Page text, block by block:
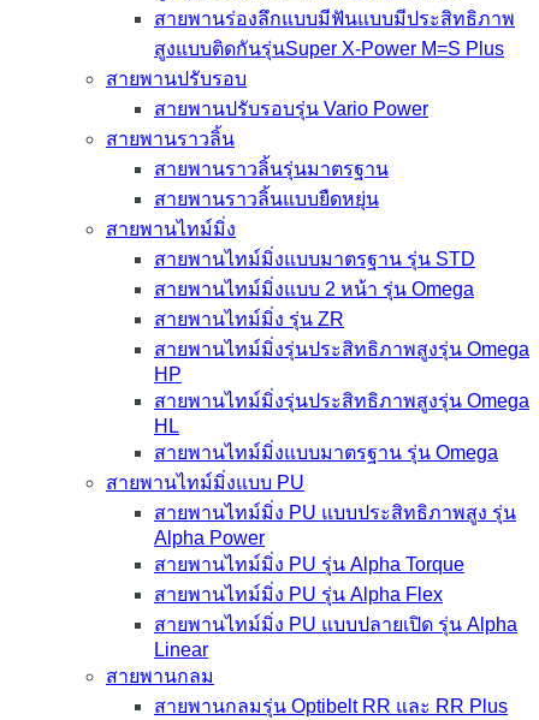
สายพานร่องลึกแบบมีฟันแบบมีประสิทธิภาพ
สูงแบบติดกันรุ่นSuper X-Power M=S Plus
สายพานปรับรอบ
สายพานปรับรอบรุ่น Vario Power
สายพานราวลิ้น
สายพานราวลิ้นรุ่นมาตรฐาน
สายพานราวลิ้นแบบยืดหยุ่น
สายพานไทม์มิ่ง
สายพานไทม์มิ่งแบบมาตรฐาน รุ่น STD
สายพานไทม์มิ่งแบบ 2 หน้า รุ่น Omega
สายพานไทม์มิ่ง รุ่น ZR
สายพานไทม์มิ่งรุ่นประสิทธิภาพสูงรุ่น Omega
HP
สายพานไทม์มิ่งรุ่นประสิทธิภาพสูงรุ่น Omega
HL
สายพานไทม์มิ่งแบบมาตรฐาน รุ่น Omega
สายพานไทม์มิ่งแบบ PU
สายพานไทม์มิ่ง PU แบบประสิทธิภาพสูง รุ่น
Alpha Power
สายพานไทม์มิ่ง PU รุ่น Alpha Torque
สายพานไทม์มิ่ง PU รุ่น Alpha Flex
สายพานไทม์มิ่ง PU แบบปลายเปิด รุ่น Alpha
Linear
สายพานกลม
สายพานกลมรุ่น Optibelt RR และ RR Plus